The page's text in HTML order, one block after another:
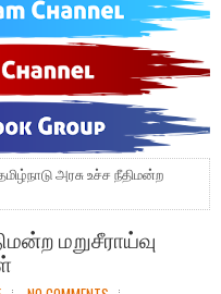
அரசு உச்ச நீதிமன்ற
மறுசீராய்வு